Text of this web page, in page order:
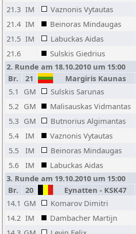
21.3 IM Vaznonis Vytautas
21.4 IM Beinoras Mindaugas
21.5 IM Labuckas Aidas
21.6
Sulskis Giedrius
2. Runde am 18.10.2010 um 15:00
Br.
21 Margiris Kaunas
5.1
GM Sulskis Sarunas
5.2 GM Malisauskas Vidmantas
5.3 GM Butnorius Algimantas
5.4
IM Vaznonis Vytautas
5.5
IM Beinoras Mindaugas
5.6
IM Labuckas Aidas
3. Runde am 19.10.2010 um 15:00
Br.
20 Eynatten - KSK47
14.1 GM Komarov Dimitri
14.2 IM Dambacher Martijn